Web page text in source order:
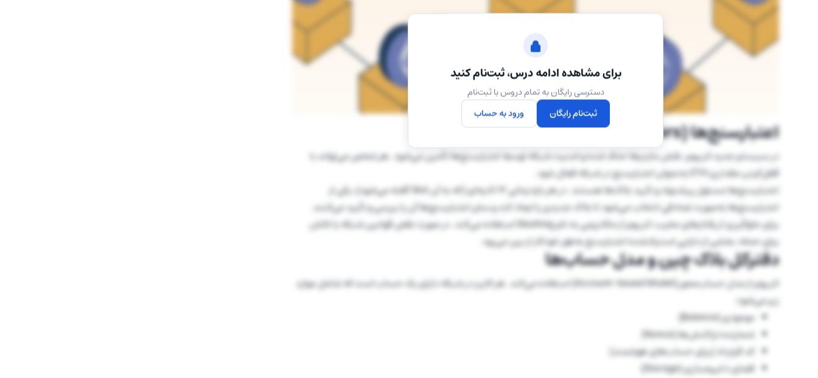
برای مشاهده ادامه درس، ثبت‌نام کنید
دسترسی رایگان به تمام دروس با ثبت‌نام
ثبت‌نام رایگان
ورود به حساب
اعتبارسنج‌ها (Validators) و استیکینگ
در سیستم جدید اتریوم، نقش ماینرها حذف شده و امنیت شبکه توسط اعتبارسنج‌ها تأمین می‌شود. هر شخص می‌تواند با
قفل‌کردن مقداری ETH به‌عنوان اعتبارسنج در شبکه فعال شود.
اعتبارسنج‌ها مسئول پیشنهاد و تأیید بلاک‌ها هستند. در هر بازه زمانی ۱۲ ثانیه‌ای (که به آن Slot گفته می‌شود)، یکی از
اعتبارسنج‌ها به‌صورت تصادفی انتخاب می‌شود تا بلاک جدیدی را ایجاد کند و سایر اعتبارسنج‌ها آن را بررسی و تأیید می‌کنند.
برای جلوگیری از رفتارهای مخرب، اتریوم از مکانیزمی به نام Slashing استفاده می‌کند. در صورت نقض قوانین شبکه یا تلاش
برای حمله، بخشی از دارایی استیک‌شده اعتبارسنج به‌طور خودکار از بین می‌رود.
دفترکل بلاک چین و مدل حساب‌ها
اتریوم از مدل حساب‌محور (Account-based Model) استفاده می‌کند. هر کاربر در شبکه دارای یک حساب است که شامل موارد
زیر می‌شود:
موجودی (Balance)
شمارنده تراکنش‌ها (Nonce)
کد قرارداد (برای حساب‌های هوشمند)
فضای ذخیره‌سازی (Storage)